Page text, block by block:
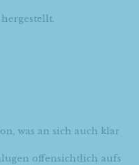
was an sich auch klar
offensichtlich aufs